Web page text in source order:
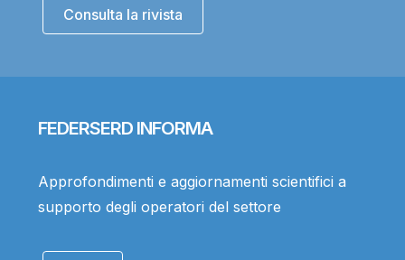
Consulta la rivista
FEDERSERD INFORMA
Approfondimenti e aggiornamenti scientifici a
supporto degli operatori del settore